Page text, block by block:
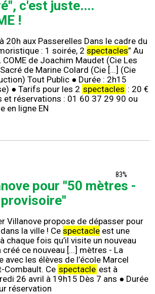
c'est juste....
!
20h aux Passerelles Dans le cadre du
: 1 soirée, 2 spectacles” Au
COME de Joachim Maudet (Cie Les
de Marine Colard (Cie [...] (Cie
Tout Public ● Durée : 2h15
● Tarifs pour les 2 spectacles : 20 €
réservations : 01 60 37 29 90 ou
en ligne EN
83%
pour "50 mètres -
Villanove propose de dépasser pour
la ville ! Cespectacle est une
chaque fois qu’il visite un nouveau
ce nouveau [...] mètres - La
avec les élèves de l’école Marcel
Combault. Ce spectacle est à
26 avril à 19h15 Dès 7 ans ● Durée
réservation